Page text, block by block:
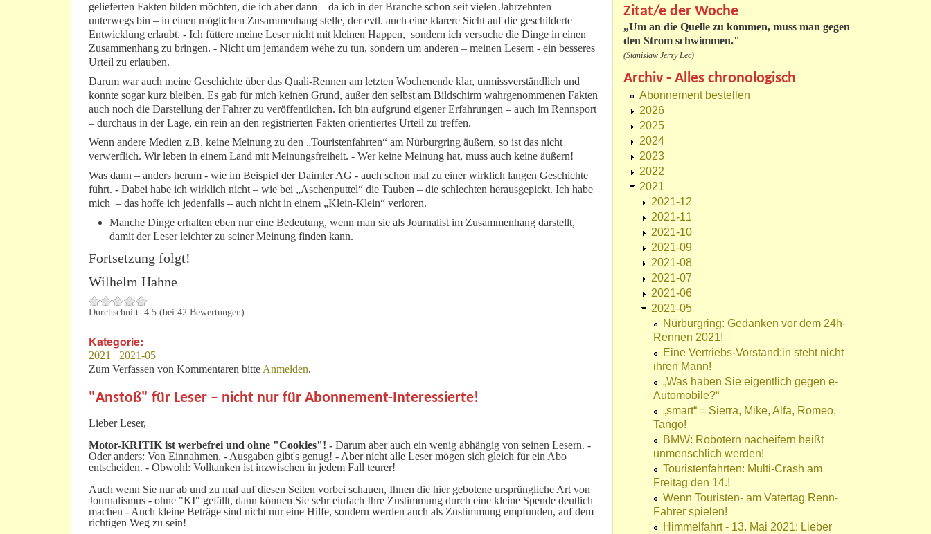
gelieferten Fakten bilden möchten, die ich aber dann – da ich in der Branche schon seit vielen Jahrzehnten
unterwegs bin – in einen möglichen Zusammenhang stelle, der evtl. auch eine klarere Sicht auf die geschilderte
Entwicklung erlaubt. - Ich füttere meine Leser nicht mit kleinen Happen, sondern ich versuche die Dinge in einen
Zusammenhang zu bringen. - Nicht um jemandem wehe zu tun, sondern um anderen – meinen Lesern - ein besseres
Urteil zu erlauben.
Darum war auch meine Geschichte über das Quali-Rennen am letzten Wochenende klar, unmissverständlich und
konnte sogar kurz bleiben. Es gab für mich keinen Grund, außer den selbst am Bildschirm wahrgenommenen Fakten
auch noch die Darstellung der Fahrer zu veröffentlichen. Ich bin aufgrund eigener Erfahrungen – auch im Rennsport
– durchaus in der Lage, ein rein an den registrierten Fakten orientiertes Urteil zu treffen.
Wenn andere Medien z.B. keine Meinung zu den „Touristenfahrten“ am Nürburgring äußern, so ist das nicht
verwerflich. Wir leben in einem Land mit Meinungsfreiheit. - Wer keine Meinung hat, muss auch keine äußern!
Was dann – anders herum - wie im Beispiel der Daimler AG - auch schon mal zu einer wirklich langen Geschichte
führt. - Dabei habe ich wirklich nicht – wie bei „Aschenputtel“ die Tauben – die schlechten herausgepickt. Ich habe
mich – das hoffe ich jedenfalls – auch nicht in einem „Klein-Klein“ verloren.
Manche Dinge erhalten eben nur eine Bedeutung, wenn man sie als Journalist im Zusammenhang darstellt,
damit der Leser leichter zu seiner Meinung finden kann.
Fortsetzung folgt!
Wilhelm Hahne
Durchschnitt: 4.5 (bei 42 Bewertungen)
Kategorie:
2021
2021-05
Zum Verfassen von Kommentaren bitte Anmelden.
"Anstoß" für Leser – nicht nur für Abonnement-Interessierte!
Lieber Leser,
Motor-KRITIK ist werbefrei und ohne "Cookies"! - Darum aber auch ein wenig abhängig von seinen Lesern. -
Oder anders: Von Einnahmen. - Ausgaben gibt's genug! - Aber nicht alle Leser mögen sich gleich für ein Abo
entscheiden. - Obwohl: Volltanken ist inzwischen in jedem Fall teurer!
Auch wenn Sie nur ab und zu mal auf diesen Seiten vorbei schauen, Ihnen die hier gebotene ursprüngliche Art von
Journalismus - ohne "KI" gefällt, dann können Sie sehr einfach Ihre Zustimmung durch eine kleine Spende deutlich
machen - Auch kleine Beträge sind nicht nur eine Hilfe, sondern werden auch als Zustimmung empfunden, auf dem
richtigen Weg zu sein!
Zitat/e der Woche
„Um an die Quelle zu kommen, muss man gegen
den Strom schwimmen."
(Stanislaw Jerzy Lec)
Archiv - Alles chronologisch
Abonnement bestellen
2026
2025
2024
2023
2022
2021
2021-12
2021-11
2021-10
2021-09
2021-08
2021-07
2021-06
2021-05
Nürburgring: Gedanken vor dem 24h-
Rennen 2021!
Eine Vertriebs-Vorstand:in steht nicht
ihren Mann!
„Was haben Sie eigentlich gegen e-
Automobile?“
„smart“ = Sierra, Mike, Alfa, Romeo,
Tango!
BMW: Robotern nacheifern heißt
unmenschlich werden!
Touristenfahrten: Multi-Crash am
Freitag den 14.!
Wenn Touristen- am Vatertag Renn-
Fahrer spielen!
Himmelfahrt - 13. Mai 2021: Lieber